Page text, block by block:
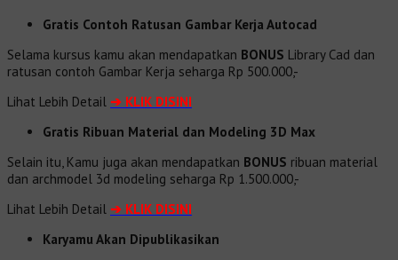
Gratis Contoh Ratusan Gambar Kerja Autocad
Selama kursus kamu akan mendapatkan BONUS Library Cad dan
ratusan contoh Gambar Kerja seharga Rp 500.000,-
Lihat Lebih Detail ➔ KLIK DISINI
Gratis Ribuan Material dan Modeling 3D Max
Selain itu, Kamu juga akan mendapatkan BONUS ribuan material
dan archmodel 3d modeling seharga Rp 1.500.000,-
Lihat Lebih Detail ➔ KLIK DISINI
Karyamu Akan Dipublikasikan